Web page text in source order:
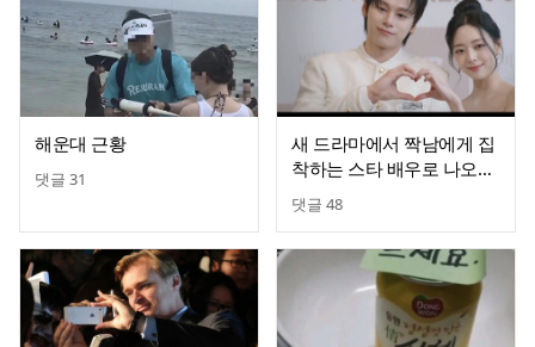
해운대 근황
댓글 31
새 드라마에서 짝남에게 집
착하는 스타 배우로 나오는
있지 유나
댓글 48